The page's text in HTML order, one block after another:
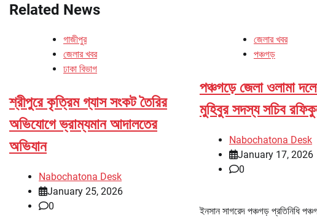
Related News
গাজীপুর
জেলার খবর
ঢাকা বিভাগ
শ্রীপুরে কৃত্রিম গ্যাস সংকট তৈরির
অভিযোগে ভ্রাম্যমান আদালতের
অভিযান
Nabochatona Desk
January 25, 2026
0
জেলার খবর
পঞ্চগড়
পঞ্চগড়ে জেলা ওলামা
মুহিবুর সদস্য সচিব
Nabochatona Desk
January 17, 2026
0
ইনসান সাগরেদ পঞ্চগড় প্রতিনিধি